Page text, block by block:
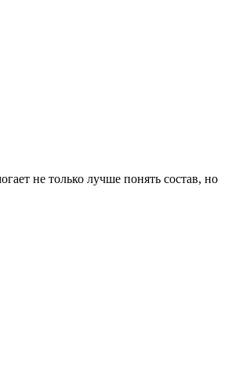
не только лучше понять состав, но